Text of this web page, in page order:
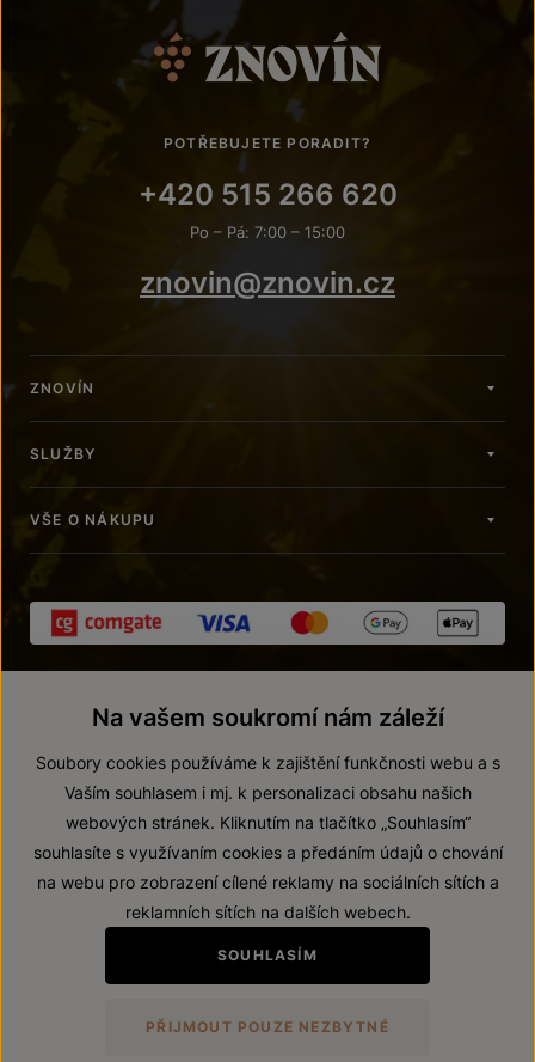
POTŘEBUJETE PORADIT?
+420 515 266 620
Po – Pá: 7:00 – 15:00
znovin@znovin.cz
ZNOVÍN
SLUŽBY
VŠE O NÁKUPU
© 2026 ZNOVÍN ZNOJMO, a. s.
Prohlášení o přístupnosti
Zákaz prodeje alkoholických nápojů osobám mladším 18 let.
VytvořilwebProgress
Na vašem soukromí nám záleží
Soubory cookies používáme k zajištění funkčnosti webu a s
Vaším souhlasem i mj. k personalizaci obsahu našich
webových stránek. Kliknutím na tlačítko „Souhlasím“
souhlasíte s využívaním cookies a předáním údajů o chování
na webu pro zobrazení cílené reklamy na sociálních sítích a
reklamních sítích na dalších webech.
SOUHLASÍM
PŘIJMOUT POUZE NEZBYTNÉ